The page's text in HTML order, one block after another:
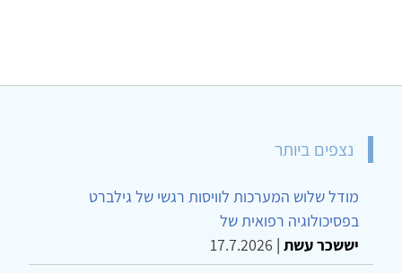
נצפים ביותר
מודל שלוש המערכות לוויסות רגשי של גילברט
בפסיכולוגיה רפואית של
יששכר עשת |
17.7.2026